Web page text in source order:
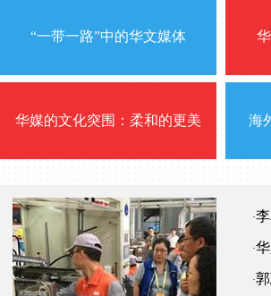
“一带一路”中的华文媒体
华媒的文化突围：柔和的更美 海
·
·
·